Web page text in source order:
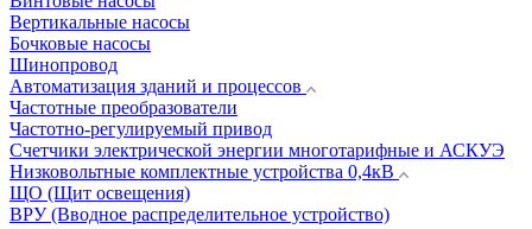
Вертикальные насосы
Бочковые насосы
Шинопровод
Автоматизация зданий и процессов
Частотные преобразователи
Частотно-регулируемый привод
Счетчики электрической энергии многотарифные и АСКУЭ
Низковольтные комплектные устройства 0,4кВ
ЩО (Щит освещения)
ВРУ (Вводное распределительное устройство)